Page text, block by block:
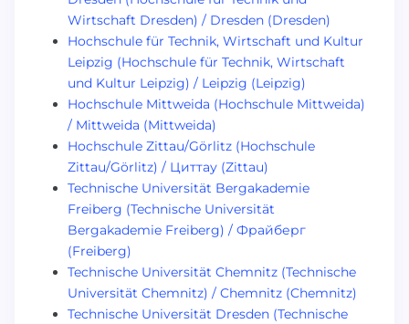
Wirtschaft Dresden) / Dresden (Dresden)
Hochschule für Technik, Wirtschaft und Kultur
Leipzig (Hochschule für Technik, Wirtschaft
und Kultur Leipzig) / Leipzig (Leipzig)
Hochschule Mittweida (Hochschule Mittweida)
/ Mittweida (Mittweida)
Hochschule Zittau/Görlitz (Hochschule
Zittau/Görlitz) / Циттау (Zittau)
Technische Universität Bergakademie
Freiberg (Technische Universität
Bergakademie Freiberg) / Фрайберг
(Freiberg)
Technische Universität Chemnitz (Technische
Universität Chemnitz) / Chemnitz (Chemnitz)
Technische Universität Dresden (Technische